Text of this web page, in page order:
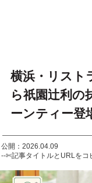
横浜・リスト
ら祇園辻利の
ーンティー登
公開：2026.04.09
--✄記事タイトルとURLを